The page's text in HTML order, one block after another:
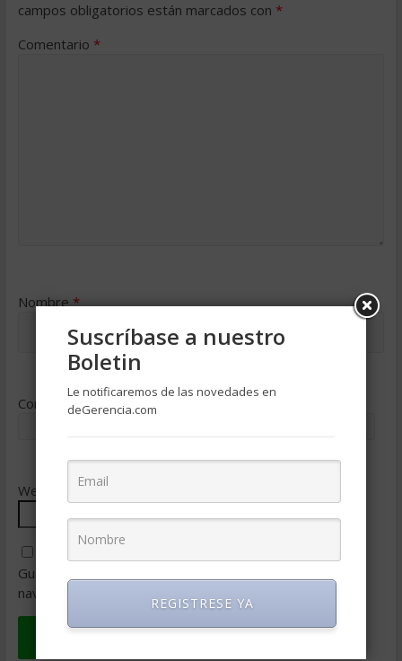
campos obligatorios están marcados con *
Comentario *
Nombre*
Correo electrónico *
Web
Guarda mi nombre, correo electrónico y web en este
navegador para la próxima vez que comente.
Suscríbase a nuestro
Boletin
Le notificaremos de las novedades en
deGerencia.com
REGISTRESE YA